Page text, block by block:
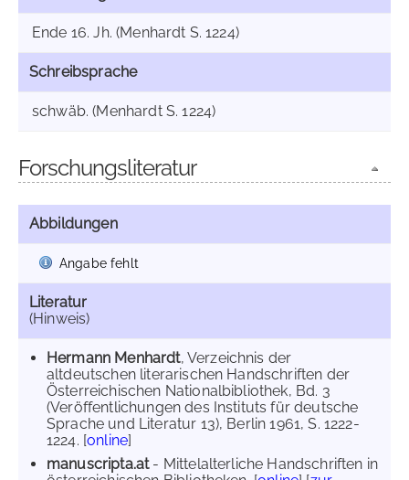
Ende 16. Jh. (Menhardt S. 1224)
Schreibsprache
schwäb. (Menhardt S. 1224)
Forschungsliteratur
Abbildungen
Angabe fehlt
Literatur
(Hinweis)
Hermann Menhardt, Verzeichnis der
altdeutschen literarischen Handschriften der
Österreichischen Nationalbibliothek, Bd. 3
(Veröffentlichungen des Instituts für deutsche
Sprache und Literatur 13), Berlin 1961, S. 1222-
1224. [online]
manuscripta.at- Mittelalterliche Handschriften in